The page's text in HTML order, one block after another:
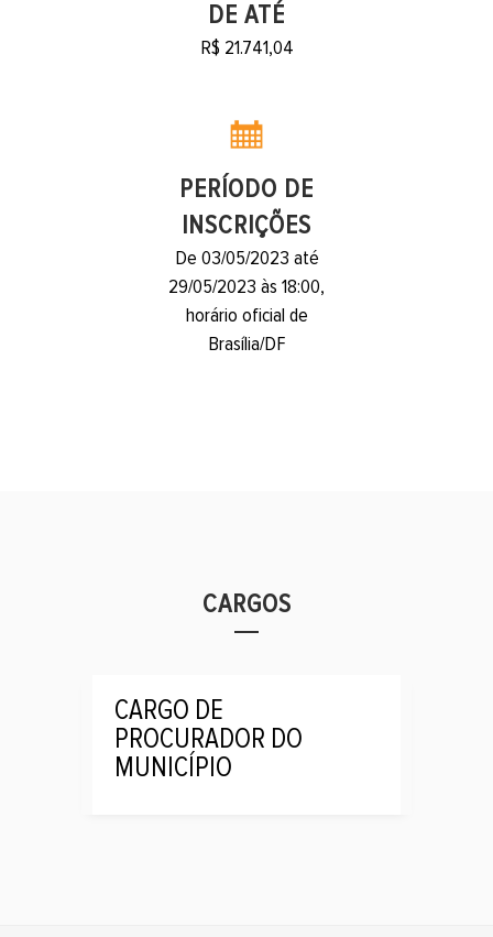
DE ATÉ
R$ 21.741,04
PERÍODO DE
INSCRIÇÕES
De 03/05/2023 até
29/05/2023 às 18:00,
horário oficial de
Brasília/DF
CARGOS
CARGO DE
PROCURADOR DO
MUNICÍPIO